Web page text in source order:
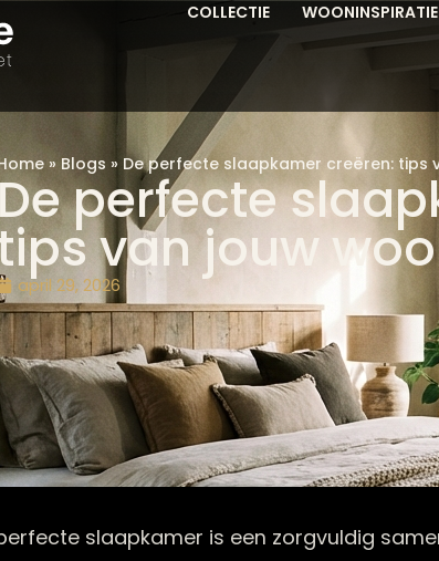
COLLECTIE WOONINSPIRATIE
» Blogs » De perfecte slaapkamer creëren: tips
perfecte
van jouw
april 29, 2026
slaapkamer is een zorgvuldig